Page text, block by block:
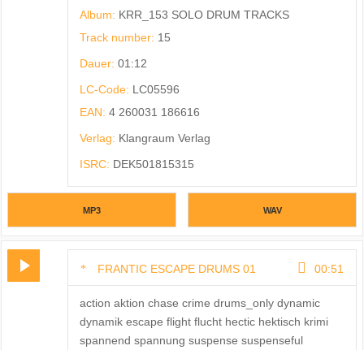
Album: KRR_153 SOLO DRUM TRACKS
Track number: 15
Dauer: 01:12
LC-Code: LC05596
EAN: 4 260031 186616
Verlag: Klangraum Verlag
ISRC: DEK501815315
MP3 WAV
FRANTIC ESCAPE DRUMS 01 00:51
action aktion chase crime drums_only dynamic
dynamik escape flight flucht hectic hektisch krimi
spannend spannung suspense suspenseful